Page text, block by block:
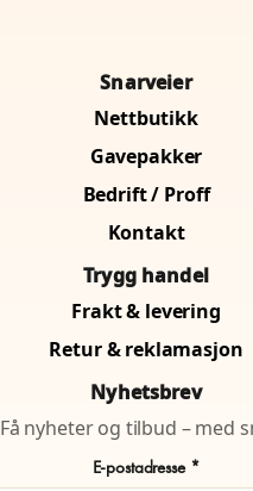
Snarveier
Nettbutikk
Gavepakker
Bedrift / Proff
Kontakt
Trygg handel
Frakt & levering
Retur & reklamasjon
Nyhetsbrev
Få nyheter og tilbud – med
E-postadresse *